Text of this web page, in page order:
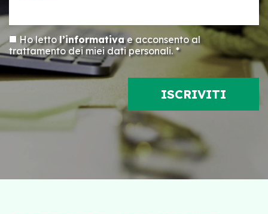
Ho lettol’informativae acconsento al
trattamento dei miei dati personali. *